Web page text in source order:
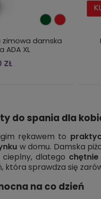
damska
ADA XL
ZŁ
do spania dla
rękawem to
w domu. Damska
dlatego
która sprawdza się
na co dzień